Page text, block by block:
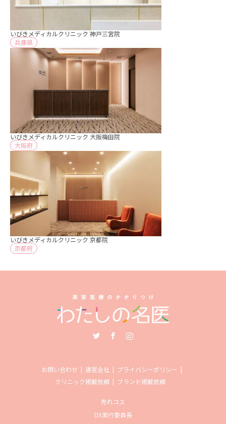
いびきメディカルクリニック 神戸三宮院
兵庫県
いびきメディカルクリニック 大阪梅田院
大阪府
いびきメディカルクリニック 京都院
京都府
お問い合わせ 運営会社
プライバシーポリシー
クリニック掲載依頼
ブランド掲載依頼
売れコス
DX実行委員長